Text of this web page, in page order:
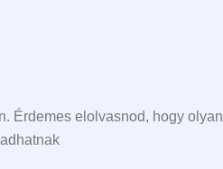
Érdemes elolvasnod, hogy olyan